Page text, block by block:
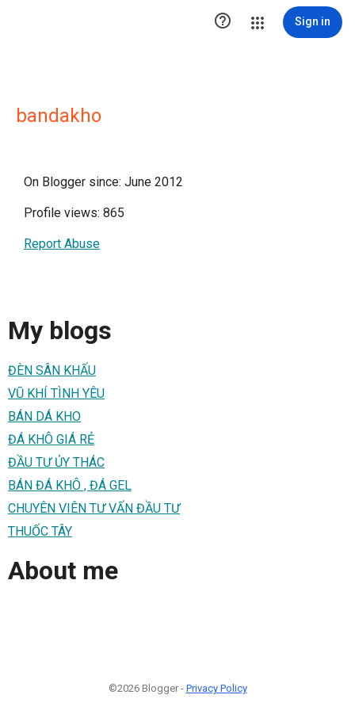
 Sign in
bandakho
On Blogger since: June 2012
Profile views: 865
Report Abuse
My blogs
ĐÈN SÂN KHẤU
VŨ KHÍ TÌNH YÊU
BÁN DÁ KHO
ĐÁ KHÔ GIÁ RẺ
ĐẦU TƯ ỦY THÁC
BÁN ĐÁ KHÔ , ĐÁ GEL
CHUYÊN VIÊN TƯ VẤN ĐẦU TƯ
THUỐC TÂY
About me
©2026 Blogger - Privacy Policy